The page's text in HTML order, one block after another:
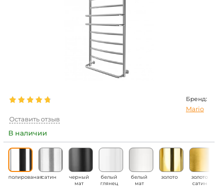
Бренд:
Mario
Оставить отзыв
В наличии
полированаясатин
черный
мат
белый
глянец
белый
мат
золото
золото
сатин